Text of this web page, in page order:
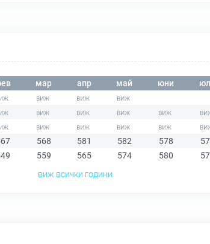
мар апр май юни
568 581 582 578
559 565 574 580
виж всички години